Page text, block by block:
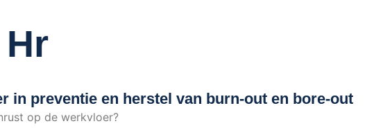
in preventie en herstel van burn-out en bore-out
op de werkvloer?